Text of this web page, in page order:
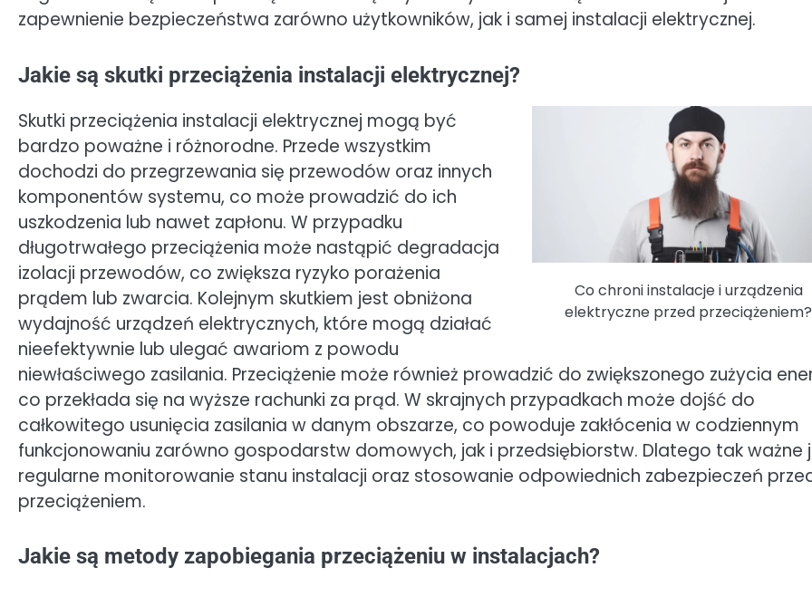
zapewnienie bezpieczeństwa zarówno użytkowników, jak i samej instalacji elektrycznej.
Jakie są skutki przeciążenia instalacji elektrycznej?
Co chroni instalacje i urządzenia
elektryczne przed przeciążeniem?
Skutki przeciążenia instalacji elektrycznej mogą być
bardzo poważne i różnorodne. Przede wszystkim
dochodzi do przegrzewania się przewodów oraz innych
komponentów systemu, co może prowadzić do ich
uszkodzenia lub nawet zapłonu. W przypadku
długotrwałego przeciążenia może nastąpić degradacja
izolacji przewodów, co zwiększa ryzyko porażenia
prądem lub zwarcia. Kolejnym skutkiem jest obniżona
wydajność urządzeń elektrycznych, które mogą działać
nieefektywnie lub ulegać awariom z powodu
niewłaściwego zasilania. Przeciążenie może również prowadzić do zwiększonego zużycia
co przekłada się na wyższe rachunki za prąd. W skrajnych przypadkach może dojść do
całkowitego usunięcia zasilania w danym obszarze, co powoduje zakłócenia w codziennym
funkcjonowaniu zarówno gospodarstw domowych, jak i przedsiębiorstw. Dlatego tak ważne
regularne monitorowanie stanu instalacji oraz stosowanie odpowiednich zabezpieczeń
przeciążeniem.
Jakie są metody zapobiegania przeciążeniu w instalacjach?